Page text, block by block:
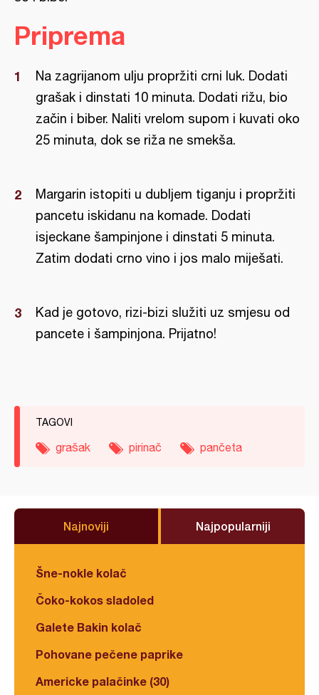
Priprema
Na zagrijanom ulju propržiti crni luk. Dodati
grašak i dinstati 10 minuta. Dodati rižu, bio
začin i biber. Naliti vrelom supom i kuvati oko
25 minuta, dok se riža ne smekša.
Margarin istopiti u dubljem tiganju i propržiti
pancetu iskidanu na komade. Dodati
isjeckane šampinjone i dinstati 5 minuta.
Zatim dodati crno vino i jos malo miješati.
Kad je gotovo, rizi-bizi služiti uz smjesu od
pancete i šampinjona. Prijatno!
TAGOVI
grašak pirinač pančeta
Najnoviji Najpopularniji
Šne-nokle kolač
Čoko-kokos sladoled
Galete Bakin kolač
Pohovane pečene paprike
Americke palačinke (30)